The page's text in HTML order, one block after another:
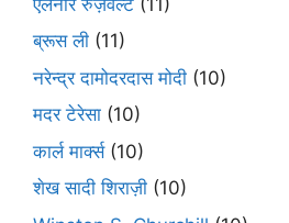
ब्रूस ली (11)
नरेन्द्र दामोदरदास मोदी (10)
मदर टेरेसा (10)
कार्ल मार्क्स(10)
शेख सादी शिराज़ी (10)